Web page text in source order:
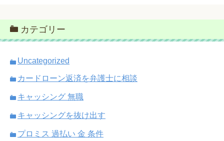
カテゴリー
Uncategorized
カードローン返済を弁護士に相談
キャッシング 無職
キャッシングを抜け出す
プロミス 過払い 金 条件